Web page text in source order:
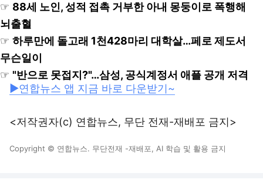
☞ 88세 노인, 성적 접촉 거부한 아내 몽둥이로 폭행해
뇌출혈
☞ 하루만에 돌고래 1천428마리 대학살…페로 제도서
무슨일이
☞ "반으로 못접지?"…삼성, 공식계정서 애플 공개 저격
▶연합뉴스 앱 지금 바로 다운받기~
<저작권자(c) 연합뉴스, 무단 전재-재배포 금지>
Copyright © 연합뉴스. 무단전재 -재배포, AI 학습 및 활용 금지